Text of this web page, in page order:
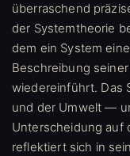
überraschend
der Systemtheorie
dem ein System
Beschreibung
wiedereinführt. Das
und der Umwelt —
Unterscheidung auf
reflektiert sich in